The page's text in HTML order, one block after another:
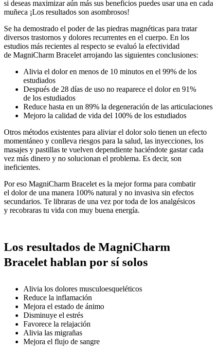
si deseas maximizar aún más sus beneficios puedes usar una en cada
muñeca ¡Los resultados son asombrosos!
Se ha demostrado el poder de las piedras magnéticas para tratar
diversos trastornos y dolores recurrentes en el cuerpo. En los
estudios más recientes al respecto se evaluó la efectividad
de MagniCharm Bracelet arrojando las siguientes conclusiones:
Alivia el dolor en menos de 10 minutos en el 99% de los
estudiados
Después de 28 días de uso no reaparece el dolor en 91%
de los estudiados
Reduce hasta en un 89% la degeneración de las articulaciones
Mejoro la calidad de vida del 100% de los estudiados
Otros métodos existentes para aliviar el dolor solo tienen un efecto
momentáneo y conlleva riesgos para la salud, las inyecciones, los
masajes y pastillas te vuelven dependiente haciéndote gastar cada
vez más dinero y no solucionan el problema. Es decir, son
ineficientes.
Por eso MagniCharm Bracelet es la mejor forma para combatir
el dolor de una manera 100% natural y no invasiva sin efectos
secundarios. Te libraras de una vez por toda de los analgésicos
y recobraras tu vida con muy buena energía.
Los resultados de MagniCharm
Bracelet hablan por sí solos
Alivia los dolores musculoesqueléticos
Reduce la inflamación
Mejora el estado de ánimo
Disminuye el estrés
Favorece la relajación
Alivia las migrañas
Mejora el flujo de sangre